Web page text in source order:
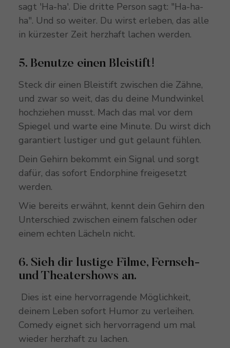
sagt 'Ha-ha'. Die dritte Person sagt: "Ha-ha-
ha". Und so weiter. Du wirst erleben, das alle
in kürzester Zeit herzhaft lachen werden.
5. Benutze einen Bleistift!
Steck dir einen Bleistift zwischen die Zähne,
und zwar so weit, das du deine Mundwinkel
hochziehen musst. Mach das mal vor dem
Spiegel und warte eine Minute. Du wirst dich
garantiert lustiger und gut gelaunt fühlen.
Dein Gehirn bekommt ein Signal und sorgt
dafür, das sofort Endorphine freigesetzt
werden.
Wie bereits erwähnt, kennt dein Gehirn den
Unterschied zwischen einem falschen oder
einem echten Lächeln nicht.
6. Sieh dir lustige Filme, Fernseh-
und Theatershows an.
Dies ist eine hervorragende Möglichkeit,
deinem Leben sofort Humor zu verleihen.
Comedy eignet sich hervorragend um mal
wieder herzhaft zu lachen.